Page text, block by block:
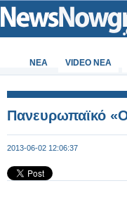
ΝΕΑ VIDEO NEA
Πανευρωπαϊκό
2013-06-02 12:06:37